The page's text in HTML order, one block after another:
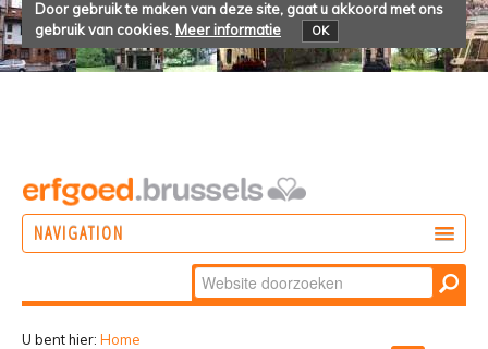
Door gebruik te maken van deze site, gaat u akkoord met ons
gebruik van cookies. Meer informatie OK
NAVIGATION
Zoek
Geavanceerd
U bent hier: Home